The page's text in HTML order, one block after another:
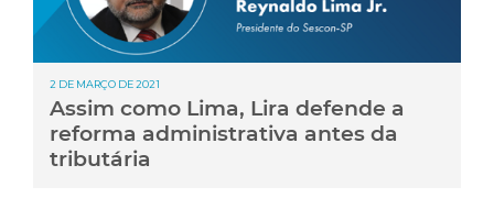
2 DE MARÇO DE 2021
Assim como Lima, Lira defende a
reforma administrativa antes da
tributária